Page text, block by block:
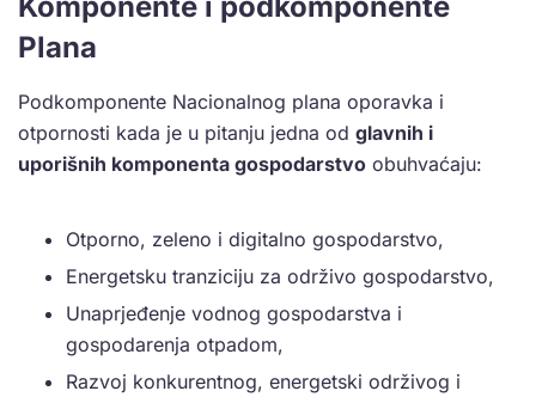
Plana
Podkomponente Nacionalnog plana oporavka i
otpornosti kada je u pitanju jedna od glavnih i
uporišnih komponenta gospodarstvo obuhvaćaju:
Otporno, zeleno i digitalno gospodarstvo,
Energetsku tranziciju za održivo gospodarstvo,
Unaprjeđenje vodnog gospodarstva i
gospodarenja otpadom,
Razvoj konkurentnog, energetski održivog i